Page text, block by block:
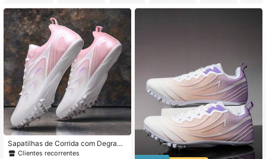
Tênis De Corrida
Sapatilhas de Corrida com Degradê
Rosa & Branco, Sapatos Respirávei
Clientes recorrentes